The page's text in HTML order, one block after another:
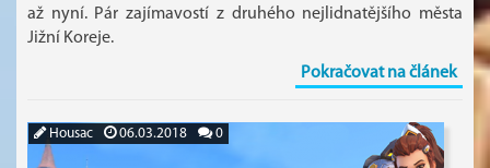
až nyní. Pár zajímavostí z druhého nejlidnatějšího města
Jižní Koreje.
Pokračovat na článek
Housac 06.03.2018 0